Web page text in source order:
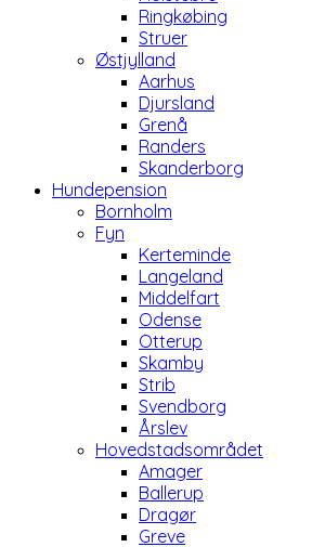
Ringkøbing
Struer
Østjylland
Aarhus
Djursland
Grenå
Randers
Skanderborg
Hundepension
Bornholm
Fyn
Kerteminde
Langeland
Middelfart
Odense
Otterup
Skamby
Strib
Svendborg
Årslev
Hovedstadsområdet
Amager
Ballerup
Dragør
Greve